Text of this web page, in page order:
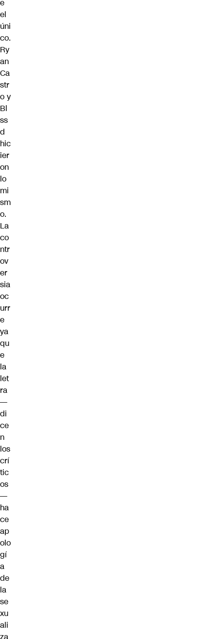
e
el
úni
co.
Ry
an
Ca
str
o y
Bl
ss
d
hic
ier
on
lo
mi
sm
o.
La
co
ntr
ov
er
sia
oc
urr
e
ya
qu
e
la
let
ra
—
di
ce
n
los
crí
tic
os
—
ha
ce
ap
olo
gí
a
de
la
se
xu
ali
za